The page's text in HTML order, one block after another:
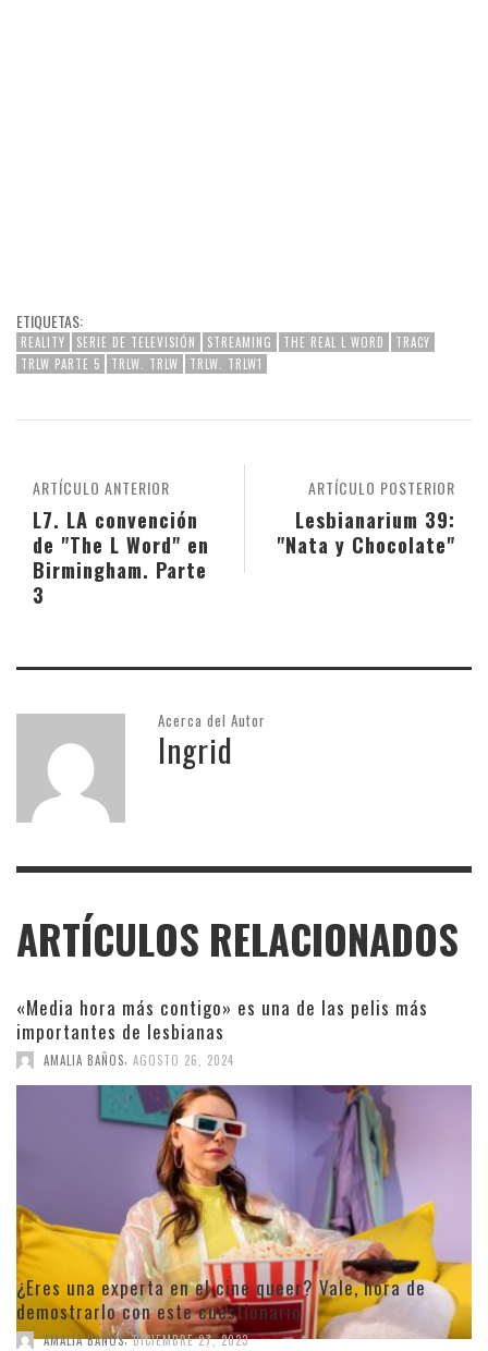
ETIQUETAS:
REALITY SERIE DE TELEVISIÓN STREAMING THE REAL L WORD
TRACY
TRLW PARTE 5
TRLW. TRLW TRLW. TRLW1
ARTÍCULO POSTERIOR
Lesbianarium 39:
"Nata y Chocolate"
ARTÍCULO ANTERIOR
L7. LA convención
de "The L Word" en
Birmingham. Parte
3
Acerca del Autor
Ingrid
ARTÍCULOS RELACIONADOS
«Media hora más contigo» es una de las pelis más
importantes de lesbianas
AMALIA BAÑOS, AGOSTO 26, 2024
¿Eres una experta en el cine queer? Vale, hora de
demostrarlo con este cuestionario
AMALIA BAÑOS, DICIEMBRE 27, 2023